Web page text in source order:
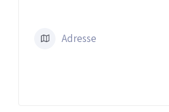
Adresse